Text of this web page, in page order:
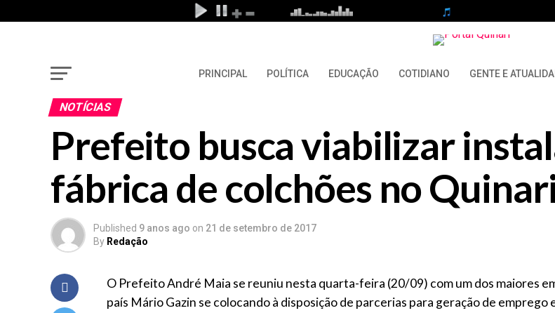
PRINCIPAL POLÍTICA EDUCAÇÃO COTIDIANO GENTE E
NOTÍCIAS
Prefeito busca viabilizar
fábrica de colchões no
Published 9 anos ago on 21 de setembro de 2017
By Redação
O Prefeito André Maia se reuniu nesta quarta-feira (20/09) com um dos maiores
país Mário Gazin se colocando à disposição de parcerias para geração de emprego